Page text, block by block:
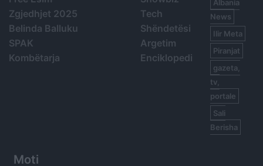
Zgjedhjet 2025
Belinda Balluku
SPAK
Kombëtarja
Tech
Shëndetësi
Argetim
Enciklopedi
Albania
News
Ilir Meta
Piranjat
gazeta,
tv,
portale
Sali
Berisha
Moti